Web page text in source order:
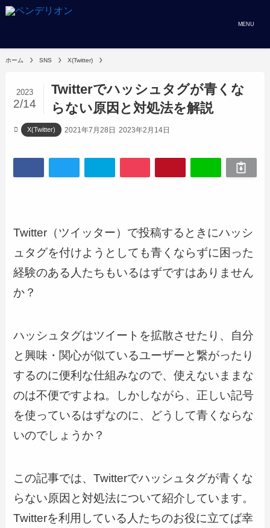
MENU
ホーム SNS X(Twitter)
Twitterでハッシュタグが青くな
らない原因と対処法を解説
2023
2/14
X(Twitter) 2021年7月28日 2023年2月14日
Twitter（ツイッター）で投稿するときにハッシ
ュタグを付けようとしても青くならずに困った
経験のある人たちもいるはずですはありません
か？
ハッシュタグはツイートを拡散させたり、自分
と興味・関心が似ているユーザーと繋がったり
するのに便利な仕組みなので、使えないままな
のは不便ですよね。しかしながら、正しい記号
を使っているはずなのに、どうして青くならな
いのでしょうか？
この記事では、Twitterでハッシュタグが青くな
らない原因と対処法について紹介しています。
Twitterを利用している人たちのお役に立てば幸